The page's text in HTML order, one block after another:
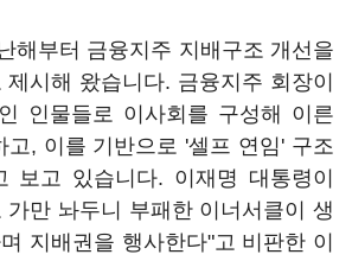
해부터 금융지주 지배구조 개선을
시해 왔습니다. 금융지주 회장이
인물들로 이사회를 구성해 이른
고, 이를 기반으로 '셀프 연임' 구조
보고 있습니다. 이재명 대통령이
가만 놔두니 부패한 이너서클이 생
지배권을 행사한다"고 비판한 이